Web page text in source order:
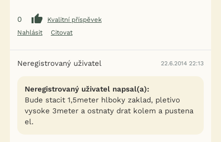
0
Kvalitní příspěvek
Nahlásit
Citovat
Neregistrovaný uživatel 22.6.2014 22:13
Neregistrovaný uživatel napsal(a):
Bude stacit 1,5meter hlboky zaklad, pletivo
vysoke 3meter a ostnaty drat kolem a pustena
el.